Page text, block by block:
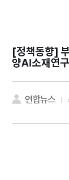
[정책동향]
양AI소재연
연합뉴스